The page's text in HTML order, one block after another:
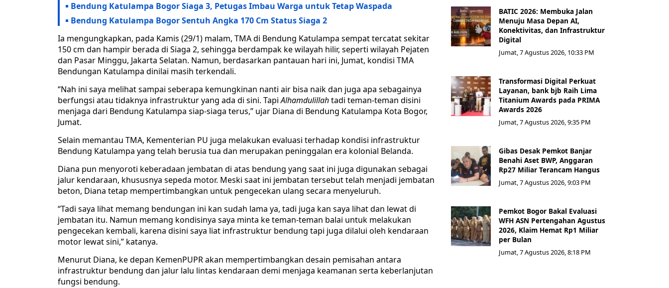
Bendung Katulampa Bogor Siaga 3, Petugas Imbau Warga untuk Tetap Waspada
Bendung Katulampa Bogor Sentuh Angka 170 Cm Status Siaga 2
Ia mengungkapkan, pada Kamis (29/1) malam, TMA di Bendung Katulampa sempat tercatat sekitar
150 cm dan hampir berada di Siaga 2, sehingga berdampak ke wilayah hilir, seperti wilayah Pejaten
dan Pasar Minggu, Jakarta Selatan. Namun, berdasarkan pantauan hari ini, Jumat, kondisi TMA
Bendungan Katulampa dinilai masih terkendali.
“Nah ini saya melihat sampai seberapa kemungkinan nanti air bisa naik dan juga apa sebagainya
berfungsi atau tidaknya infrastruktur yang ada di sini. TapiAlhamdulillahtadi teman-teman disini
menjaga dari Bendung Katulampa siap-siaga terus,” ujar Diana di Bendung Katulampa Kota Bogor,
Jumat.
Selain memantau TMA, Kementerian PU juga melakukan evaluasi terhadap kondisi infrastruktur
Bendung Katulampa yang telah berusia tua dan merupakan peninggalan era kolonial Belanda.
Diana pun menyoroti keberadaan jembatan di atas bendung yang saat ini juga digunakan sebagai
jalur kendaraan, khususnya sepeda motor. Meski saat ini jembatan tersebut telah menjadi jembatan
beton, Diana tetap mempertimbangkan untuk pengecekan ulang secara menyeluruh.
“Tadi saya lihat memang bendungan ini kan sudah lama ya, tadi juga kan saya lihat dan lewat di
jembatan itu. Namun memang kondisinya saya minta ke teman-teman balai untuk melakukan
pengecekan kembali, karena disini saya liat infrastruktur bendung tapi juga dilalui oleh kendaraan
motor lewat sini,” katanya.
Menurut Diana, ke depan KemenPUPR akan mempertimbangkan desain pemisahan antara
infrastruktur bendung dan jalur lalu lintas kendaraan demi menjaga keamanan serta keberlanjutan
fungsi bendung.
BATIC 2026: Membuka Jalan
Menuju Masa Depan AI,
Konektivitas, dan Infrastruktur
Digital
Jumat, 7 Agustus 2026, 10:33 PM
Transformasi Digital Perkuat
Layanan, bank bjb Raih Lima
Titanium Awards pada PRIMA
Awards 2026
Jumat, 7 Agustus 2026, 9:35 PM
Gibas Desak Pemkot Banjar
Benahi Aset BWP, Anggaran
Rp27 Miliar Terancam Hangus
Jumat, 7 Agustus 2026, 9:03 PM
Pemkot Bogor Bakal Evaluasi
WFH ASN Pertengahan Agustus
2026, Klaim Hemat Rp1 Miliar
per Bulan
Jumat, 7 Agustus 2026, 8:18 PM